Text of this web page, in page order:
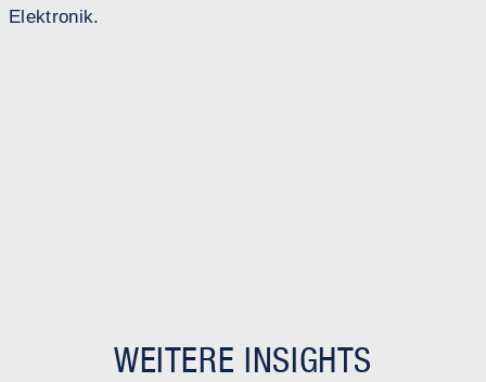
Elektronik.
WEITERE INSIGHTS